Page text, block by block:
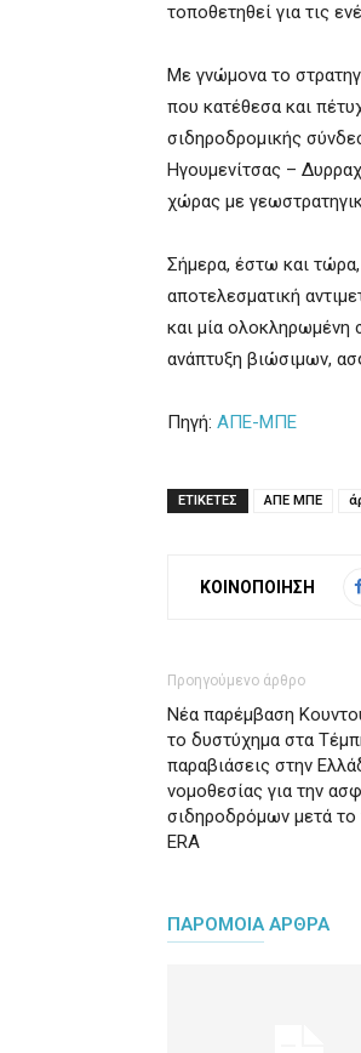
τοποθετηθεί για τις
Με γνώμονα το
που κατέθεσα και
σιδηροδρομικής
Ηγουμενίτσας –
χώρας με
Σήμερα, έστω και τώρα,
αποτελεσματική
και μία ολοκληρωμένη
ανάπτυξη βιώσιμων,
Πηγή: ΑΠΕ-ΜΠΕ
ΕΤΙΚΕΤΕΣ ΑΠΕ ΜΠΕ
ΚΟΙΝΟΠΟΙΗΣΗ
Προηγούμενο άρθρο
Νέα παρέμβαση
το δυστύχημα στα
παραβιάσεις στην
νομοθεσίας για την
σιδηροδρόμων μετά το
ERA
ΠΑΡΟΜΟΙΑ ΑΡΘΡΑ